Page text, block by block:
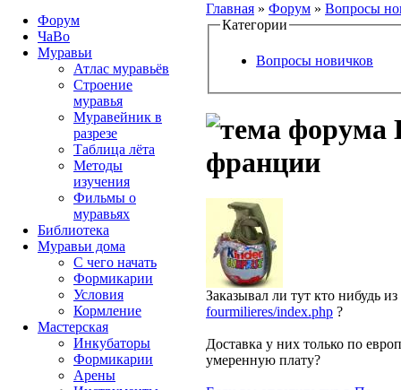
Главная » Форум » Вопросы
Категории
Вопросы новичков
франции
Заказывал ли тут кто нибудь
fourmilieres/index.php ?
Доставка у них только по
умеренную плату?
Форум
ЧаВо
Муравьи
Атлас муравьёв
Строение
муравья
Муравейник в
разрезе
Таблица лёта
Методы
изучения
Фильмы о
муравьях
Библиотека
Муравьи дома
С чего начать
Формикарии
Условия
Кормление
Мастерская
Инкубаторы
Формикарии
Арены